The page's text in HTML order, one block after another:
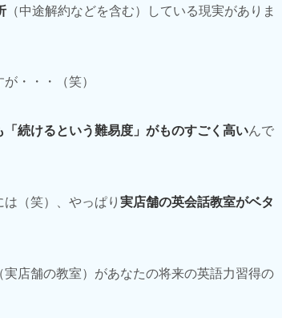
（中途解約などを含む）している現実がありま
・・・（笑）
「続けるという難易度」がものすごく高いんで
（笑）、やっぱり 実店舗の英会話教室がベタ
店舗の教室）があなたの将来の英語力習得の